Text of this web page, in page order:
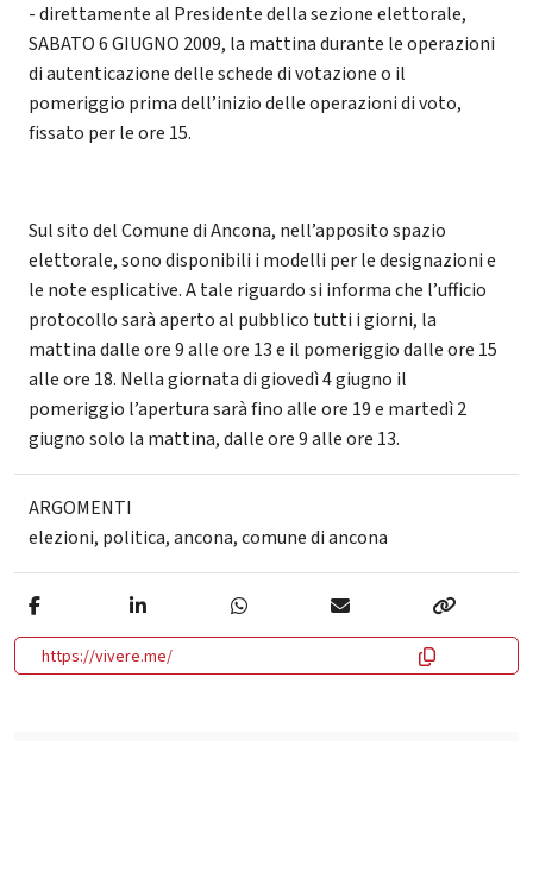
- direttamente al Presidente della sezione elettorale,
SABATO 6 GIUGNO 2009, la mattina durante le operazioni
di autenticazione delle schede di votazione o il
pomeriggio prima dell’inizio delle operazioni di voto,
fissato per le ore 15.
Sul sito del Comune di Ancona, nell’apposito spazio
elettorale, sono disponibili i modelli per le designazioni e
le note esplicative. A tale riguardo si informa che l’ufficio
protocollo sarà aperto al pubblico tutti i giorni, la
mattina dalle ore 9 alle ore 13 e il pomeriggio dalle ore 15
alle ore 18. Nella giornata di giovedì 4 giugno il
pomeriggio l’apertura sarà fino alle ore 19 e martedì 2
giugno solo la mattina, dalle ore 9 alle ore 13.
ARGOMENTI
elezioni, politica,ancona,comune di ancona
https://vivere.me/